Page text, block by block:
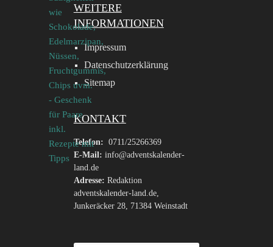
WEITERE
INFORMATIONEN
Impressum
Datenschutzerklärung
Sitemap
KONTAKT
Telefon: 0711/25266369
E-Mail: info@adventskalender-
land.de
Adresse: Redaktion
adventskalender-land.de,
Junkeräcker 28, 71384 Weinstadt